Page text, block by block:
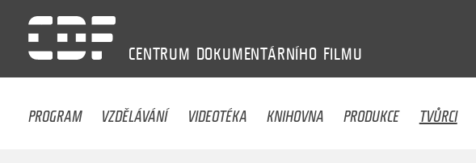
CENTRUM DOKUMENTÁRNÍHO FILMU
PROGRAM VZDĚLÁVÁNÍ VIDEOTÉKA KNIHOVNA PRODUKCE TVŮRCI